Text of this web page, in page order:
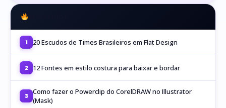
1 20 Escudos de Times Brasileiros em Flat Design
2 12 Fontes em estilo costura para baixar e bordar
3 Como fazer o Powerclip do CorelDRAW no Illustrator
(Mask)